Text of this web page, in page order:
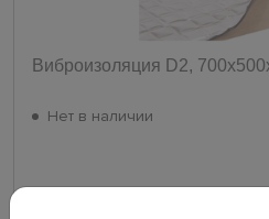
Виброизоляция D2,
Нет в наличии